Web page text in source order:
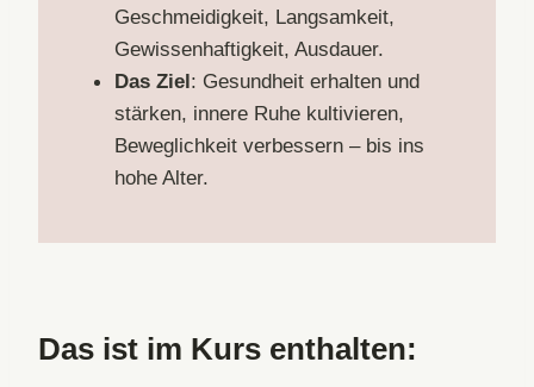
Geschmeidigkeit, Langsamkeit,
Gewissenhaftigkeit, Ausdauer.
Das Ziel: Gesundheit erhalten und
stärken, innere Ruhe kultivieren,
Beweglichkeit verbessern – bis ins
hohe Alter.
Das ist im Kurs enthalten: